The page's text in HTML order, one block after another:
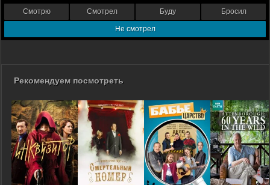
Смотрю Смотрел Буду Бросил
Не смотрел
Рекомендуем посмотреть